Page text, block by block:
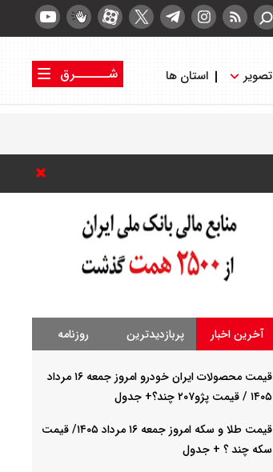
تصویر استان ها
شــــــرق
آخرین اخبار پربازدیدترین روزنامه
قیمت محصولات ایران خودرو امروز جمعه ۱۶ مرداد
۱۴۰۵ / قیمت پژو۲۰۷ چند؟+ جدول
قیمت طلا و سکه امروز جمعه ۱۶ مرداد ۱۴۰۵/ قیمت
سکه چند ؟ + جدول